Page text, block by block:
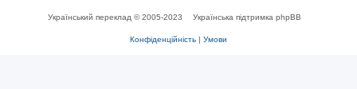
Український переклад © 2005-2023 Українська підтримка phpBB
Конфіденційність | Умови